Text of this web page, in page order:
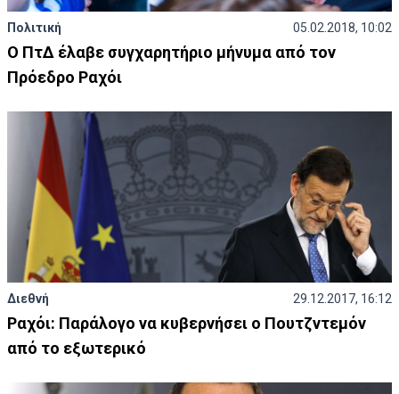
Πολιτική 05.02.2018, 10:02
Ο ΠτΔ έλαβε συγχαρητήριο μήνυμα από τον
Πρόεδρο Ραχόι
Διεθνή 29.12.2017, 16:12
Ραχόι: Παράλογο να κυβερνήσει ο Πουτζντεμόν
από το εξωτερικό